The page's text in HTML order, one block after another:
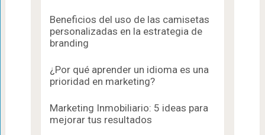
Beneficios del uso de las camisetas
personalizadas en la estrategia de
branding
¿Por qué aprender un idioma es una
prioridad en marketing?
Marketing Inmobiliario: 5 ideas para
mejorar tus resultados